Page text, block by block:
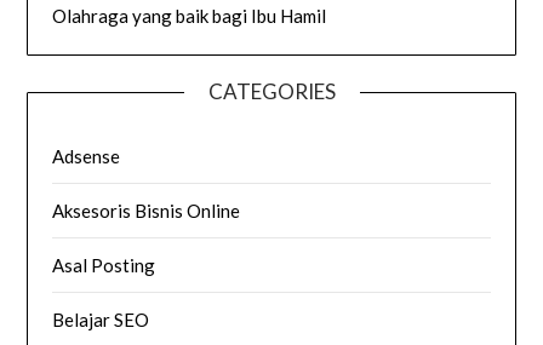
Olahraga yang baik bagi Ibu Hamil
CATEGORIES
Adsense
Aksesoris Bisnis Online
Asal Posting
Belajar SEO